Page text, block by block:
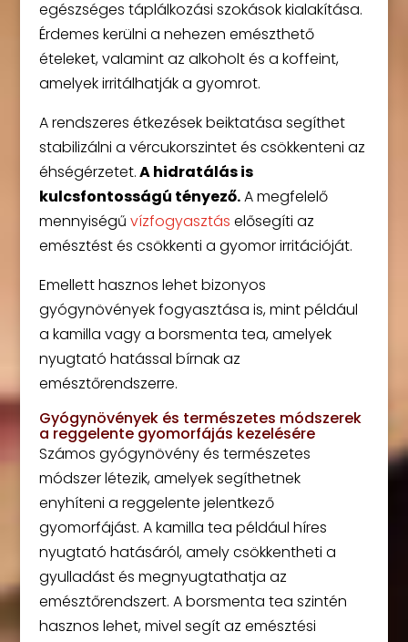
egészséges táplálkozási szokások kialakítása.
Érdemes kerülni a nehezen emészthető
ételeket, valamint az alkoholt és a koffeint,
amelyek irritálhatják a gyomrot.
A rendszeres étkezések beiktatása segíthet
stabilizálni a vércukorszintet és csökkenteni az
éhségérzetet.A hidratálás is
kulcsfontosságú tényező.A megfelelő
mennyiségű vízfogyasztás elősegíti az
emésztést és csökkenti a gyomor irritációját.
Emellett hasznos lehet bizonyos
gyógynövények fogyasztása is, mint például
a kamilla vagy a borsmenta tea, amelyek
nyugtató hatással bírnak az
emésztőrendszerre.
Gyógynövények és természetes módszerek
a reggelente gyomorfájás kezelésére
Számos gyógynövény és természetes
módszer létezik, amelyek segíthetnek
enyhíteni a reggelente jelentkező
gyomorfájást. A kamilla tea például híres
nyugtató hatásáról, amely csökkentheti a
gyulladást és megnyugtathatja az
emésztőrendszert. A borsmenta tea szintén
hasznos lehet, mivel segít az emésztési